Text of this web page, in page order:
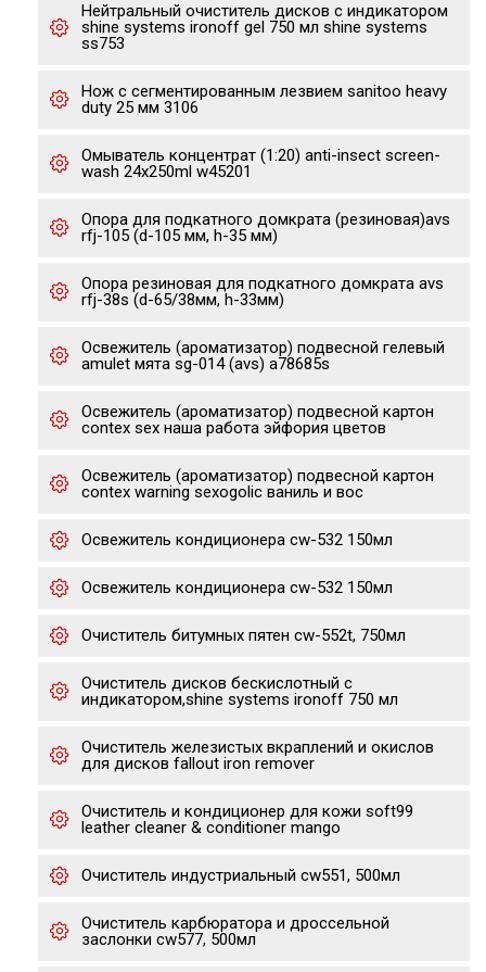
Нейтральный очиститель дисков с индикатором
shine systems ironoff gel 750 мл shine systems
ss753
Нож с сегментированным лезвием sanitoo heavy
duty 25 мм 3106
Омыватель концентрат (1:20) anti-insect screen-
wash 24x250ml w45201
Опора для подкатного домкрата (резиновая)avs
rfj-105 (d-105 мм, h-35 мм)
Опора резиновая для подкатного домкрата avs
rfj-38s (d-65/38мм, h-33мм)
Освежитель (ароматизатор) подвесной гелевый
amulet мята sg-014 (avs) a78685s
Освежитель (ароматизатор) подвесной картон
contex sex наша работа эйфория цветов
Освежитель (ароматизатор) подвесной картон
contex warning sexogolic ваниль и вос
Освежитель кондиционера cw-532 150мл
Освежитель кондиционера cw-532 150мл
Очиститель битумных пятен cw-552t, 750мл
Очиститель дисков бескислотный с
индикатором,shine systems ironoff 750 мл
Очиститель железистых вкраплений и окислов
для дисков fallout iron remover
Очиститель и кондиционер для кожи soft99
leather cleaner & conditioner mango
Очиститель индустриальный cw551, 500мл
Очиститель карбюратора и дроссельной
заслонки cw577, 500мл